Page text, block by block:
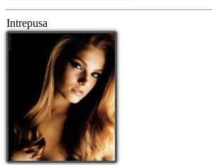
Intrepusa